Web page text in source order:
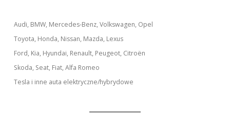
Audi, BMW, Mercedes-Benz, Volkswagen, Opel
Toyota, Honda, Nissan, Mazda, Lexus
Ford, Kia, Hyundai, Renault, Peugeot, Citroën
Skoda, Seat, Fiat, Alfa Romeo
Tesla i inne auta elektryczne/hybrydowe